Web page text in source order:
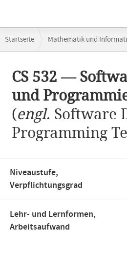
Navigation
Startseite Mathematik und
CS 532 —
und
(engl. Software
Programming
Niveaustufe,
Verpflichtungsgrad
Lehr- und Lernformen,
Arbeitsaufwand